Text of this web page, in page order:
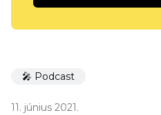
🎤 Podcast
11. június 2021.